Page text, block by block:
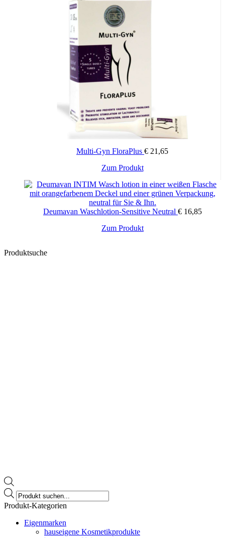
Multi-Gyn FloraPlus € 21,65
Zum Produkt
Deumavan Waschlotion-Sensitive Neutral € 16,85
Zum Produkt
Produktsuche
Products
search
Produkt-Kategorien
Eigenmarken
hauseigene Kosmetikprodukte